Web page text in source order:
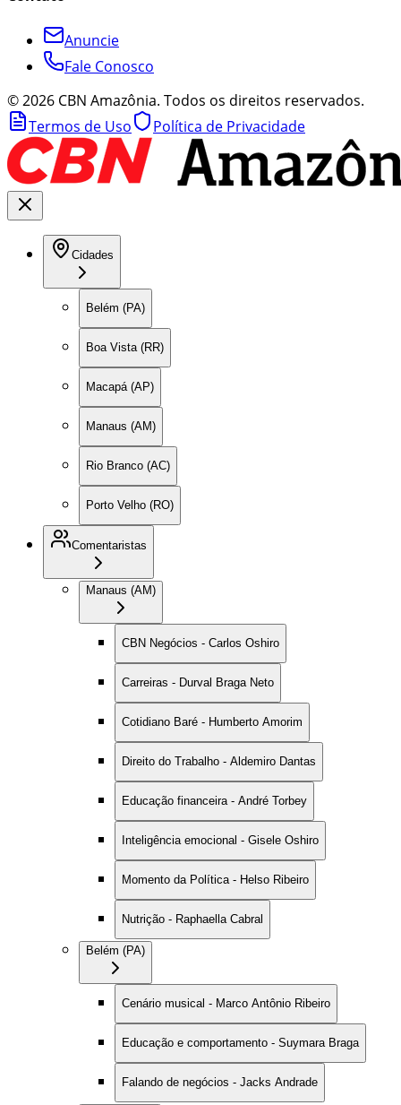
Anuncie
Fale Conosco
©2026 CBN Amazônia. Todos os direitos reservados.
Termos de Uso
Política de Privacidade
Cidades
Belém (PA)
Boa Vista (RR)
Macapá (AP)
Manaus (AM)
Rio Branco (AC)
Porto Velho (RO)
Comentaristas
Manaus (AM)
CBN Negócios - Carlos Oshiro
Carreiras - Durval Braga Neto
Cotidiano Baré - Humberto Amorim
Direito do Trabalho - Aldemiro Dantas
Educação financeira - André Torbey
Inteligência emocional - Gisele Oshiro
Momento da Política - Helso Ribeiro
Nutrição - Raphaella Cabral
Belém (PA)
Cenário musical - Marco Antônio Ribeiro
Educação e comportamento - Suymara Braga
Falando de negócios - Jacks Andrade